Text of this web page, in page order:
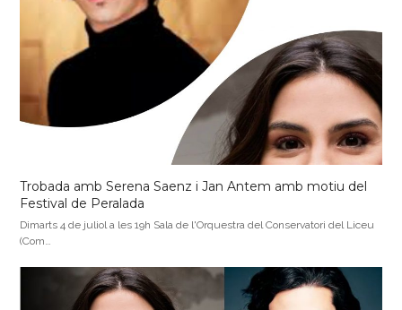
Trobada amb Serena Saenz i Jan Antem amb motiu del
Festival de Peralada
Dimarts 4 de juliol a les 19h Sala de l'Orquestra del Conservatori del Liceu
(Com…